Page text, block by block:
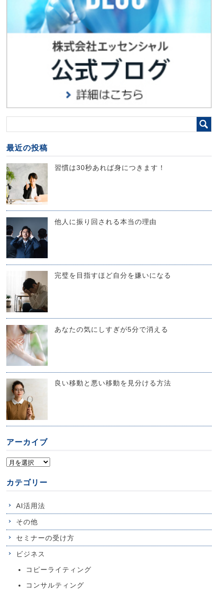
最近の投稿
習慣は30秒あれば身につきます！
他人に振り回される本当の理由
完璧を目指すほど自分を嫌いになる
あなたの気にしすぎが5分で消える
良い移動と悪い移動を見分ける方法
アーカイブ
カテゴリー
AI活用法
その他
セミナーの受け方
ビジネス
コピーライティング
コンサルティング